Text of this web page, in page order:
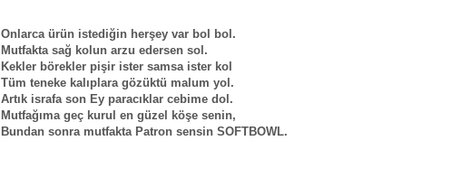
Onlarca ürün istediğin herşey var bol bol.
Mutfakta sağ kolun arzu edersen sol.
Kekler börekler pişir ister samsa ister kol
Tüm teneke kalıplara gözüktü malum yol.
Artık israfa son Ey paracıklar cebime dol.
Mutfağıma geç kurul en güzel köşe senin,
Bundan sonra mutfakta Patron sensin SOFTBOWL.